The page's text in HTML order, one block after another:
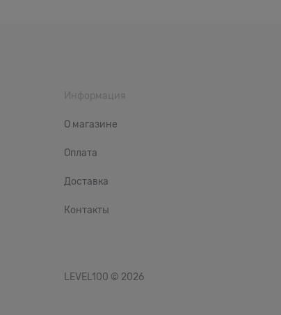
Информация
О магазине
Оплата
Доставка
Контакты
LEVEL100 © 2026